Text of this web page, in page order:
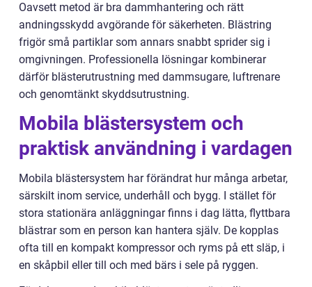
Oavsett metod är bra dammhantering och rätt
andningsskydd avgörande för säkerheten. Blästring
frigör små partiklar som annars snabbt sprider sig i
omgivningen. Professionella lösningar kombinerar
därför blästerutrustning med dammsugare, luftrenare
och genomtänkt skyddsutrustning.
Mobila blästersystem och
praktisk användning i vardagen
Mobila blästersystem har förändrat hur många arbetar,
särskilt inom service, underhåll och bygg. I stället för
stora stationära anläggningar finns i dag lätta, flyttbara
blästrar som en person kan hantera själv. De kopplas
ofta till en kompakt kompressor och ryms på ett släp, i
en skåpbil eller till och med bärs i sele på ryggen.